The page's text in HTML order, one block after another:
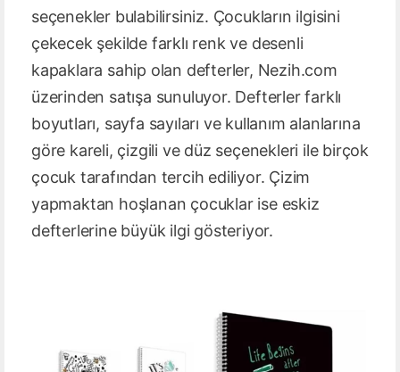
seçenekler bulabilirsiniz. Çocukların ilgisini
çekecek şekilde farklı renk ve desenli
kapaklara sahip olan defterler, Nezih.com
üzerinden satışa sunuluyor. Defterler farklı
boyutları, sayfa sayıları ve kullanım alanlarına
göre kareli, çizgili ve düz seçenekleri ile birçok
çocuk tarafından tercih ediliyor. Çizim
yapmaktan hoşlanan çocuklar ise eskiz
defterlerine büyük ilgi gösteriyor.